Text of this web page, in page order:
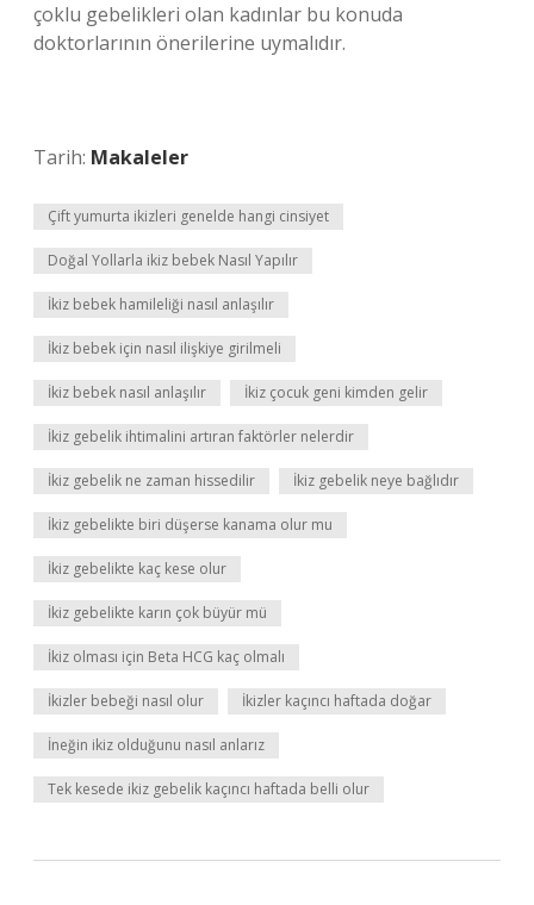
çoklu gebelikleri olan kadınlar bu konuda
doktorlarının önerilerine uymalıdır.
Tarih: Makaleler
Çift yumurta ikizleri genelde hangi cinsiyet
Doğal Yollarla ikiz bebek Nasıl Yapılır
İkiz bebek hamileliği nasıl anlaşılır
İkiz bebek için nasıl ilişkiye girilmeli
İkiz bebek nasıl anlaşılır İkiz çocuk geni kimden gelir
İkiz gebelik ihtimalini artıran faktörler nelerdir
İkiz gebelik ne zaman hissedilir İkiz gebelik neye bağlıdır
İkiz gebelikte biri düşerse kanama olur mu
İkiz gebelikte kaç kese olur
İkiz gebelikte karın çok büyür mü
İkiz olması için Beta HCG kaç olmalı
İkizler bebeği nasıl olur İkizler kaçıncı haftada doğar
İneğin ikiz olduğunu nasıl anlarız
Tek kesede ikiz gebelik kaçıncı haftada belli olur